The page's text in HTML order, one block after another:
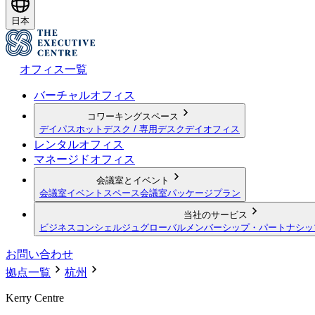
日本
オフィス一覧
バーチャルオフィス
コワーキングスペース
デイパス ホットデスク / 専用デスクデイオフィス
レンタルオフィス
マネージドオフィス
会議室とイベント
会議室イベントスペース会議室パッケージプラン
当社のサービス
ビジネスコンシェルジュ グローバルメンバーシップ・パートナシ
お問い合わせ
拠点一覧
杭州
Kerry Centre